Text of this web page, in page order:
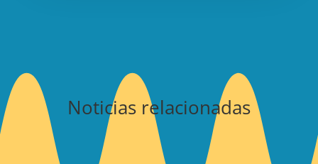
Noticias relacionadas